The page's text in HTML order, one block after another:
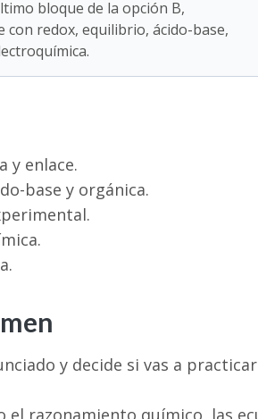
bloque de la opción B,
con redox, equilibrio, ácido-base,
y enlace.
base y orgánica.
y decide si vas a
el razonamiento químico, las